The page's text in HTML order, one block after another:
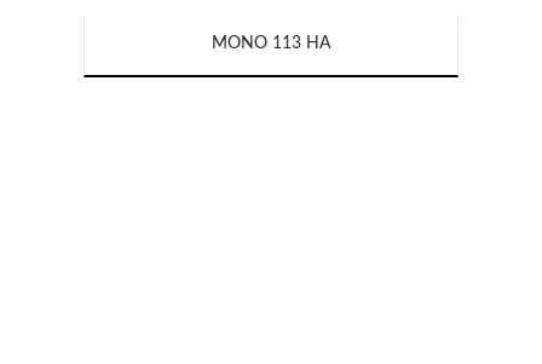
MONO 113 HA